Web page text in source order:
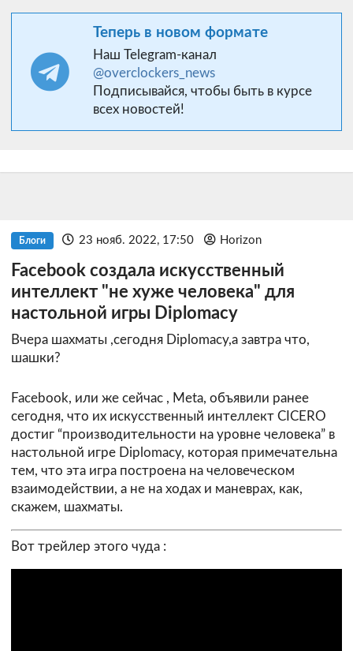
Теперь в новом формате
Наш Telegram-канал
@overclockers_news
Подписывайся, чтобы быть в курсе
всех новостей!
Блоги 23 нояб. 2022, 17:50 Horizon
Facebook создала искусственный
интеллект "не хуже человека" для
настольной игры Diplomacy
Вчера шахматы ,сегодня Diplomacy,а завтра что,
шашки?
Facebook, или же сейчас , Meta, объявили ранее
сегодня, что их искусственный интеллект CICERO
достиг “производительности на уровне человека” в
настольной игре Diplomacy, которая примечательна
тем, что эта игра построена на человеческом
взаимодействии, а не на ходах и маневрах, как,
скажем, шахматы.
Вот трейлер этого чуда :